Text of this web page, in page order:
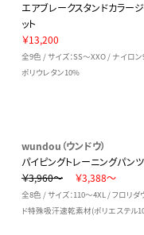
エアブレークスタンドカラー
ット
￥13,200
全9色 / サイズ：SS～XXO / ナイロ
ポリウレタン10%
wundou（ウンドウ）
パイピングトレーニングパンツ
￥3,960～
￥3,388～
全8色 / サイズ：110～4XL / フロリダ
ド特殊吸汗速乾素材(ポリエステル